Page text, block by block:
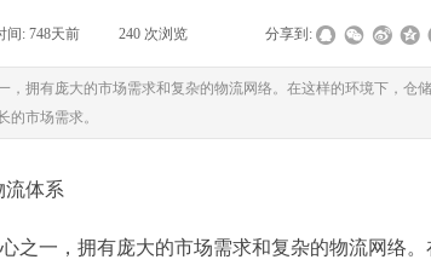
间: 748天前 240 次浏览 分享到:
，拥有庞大的市场需求和复杂的物流网络。在这样的环境下，
的市场需求。
流体系
之一，拥有庞大的市场需求和复杂的物流网络